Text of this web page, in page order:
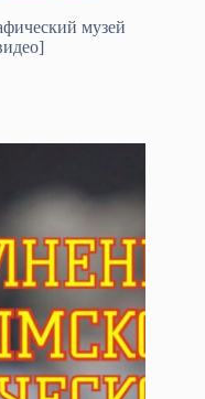
музей